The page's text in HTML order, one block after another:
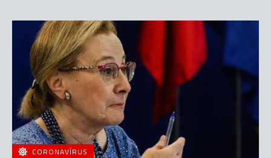
CORONAVÍRUS